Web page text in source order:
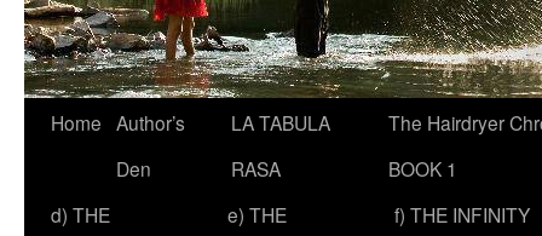
Skip
content
Home Author’s
Den
LA TABULA
RASA
The Hairdryer
BOOK 1
d) THE
e) THE
f) THE INFINITY